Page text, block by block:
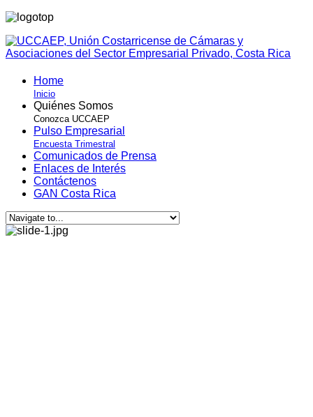
Home
Inicio
Quiénes Somos
Conozca UCCAEP
Pulso Empresarial
Encuesta Trimestral
Comunicados de Prensa
Enlaces de Interés
Contáctenos
GAN Costa Rica